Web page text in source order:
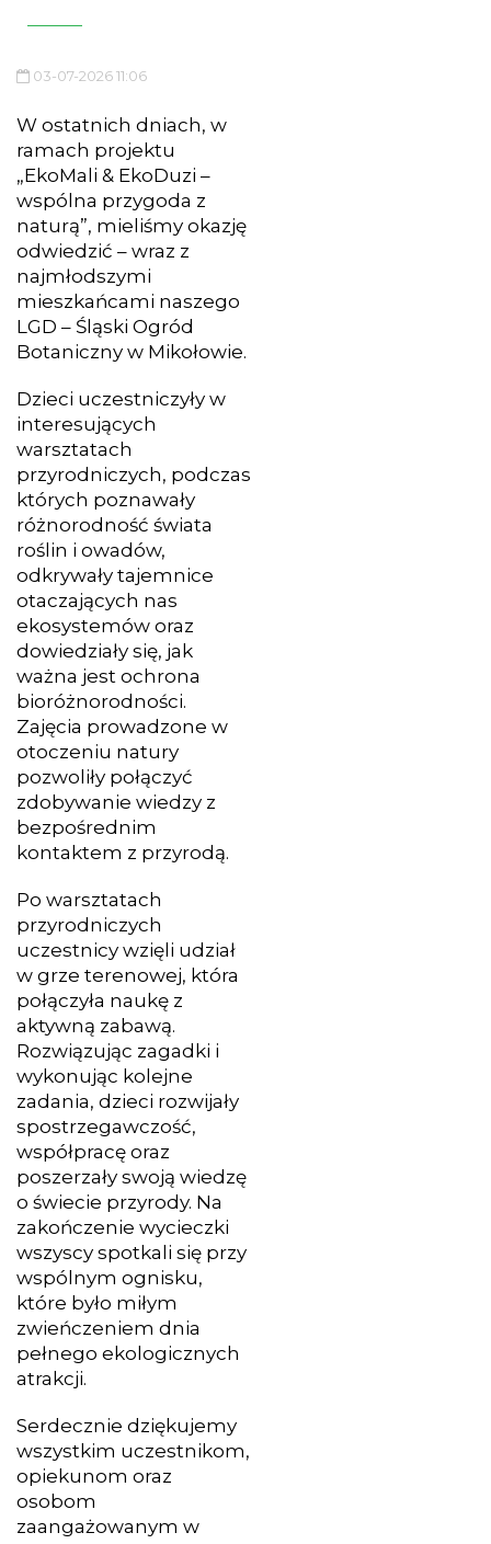
03-07-2026 11:06
W ostatnich dniach, w
ramach projektu
„EkoMali & EkoDuzi –
wspólna przygoda z
naturą”, mieliśmy okazję
odwiedzić – wraz z
najmłodszymi
mieszkańcami naszego
LGD – Śląski Ogród
Botaniczny w Mikołowie.
Dzieci uczestniczyły w
interesujących
warsztatach
przyrodniczych, podczas
których poznawały
różnorodność świata
roślin i owadów,
odkrywały tajemnice
otaczających nas
ekosystemów oraz
dowiedziały się, jak
ważna jest ochrona
bioróżnorodności.
Zajęcia prowadzone w
otoczeniu natury
pozwoliły połączyć
zdobywanie wiedzy z
bezpośrednim
kontaktem z przyrodą.
Po warsztatach
przyrodniczych
uczestnicy wzięli udział
w grze terenowej, która
połączyła naukę z
aktywną zabawą.
Rozwiązując zagadki i
wykonując kolejne
zadania, dzieci rozwijały
spostrzegawczość,
współpracę oraz
poszerzały swoją wiedzę
o świecie przyrody. Na
zakończenie wycieczki
wszyscy spotkali się przy
wspólnym ognisku,
które było miłym
zwieńczeniem dnia
pełnego ekologicznych
atrakcji.
Serdecznie dziękujemy
wszystkim uczestnikom,
opiekunom oraz
osobom
zaangażowanym w